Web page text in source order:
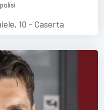
10 - Caserta